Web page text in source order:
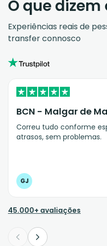
O que
Experiências reais de
transfer connosco
BCN - Malgar de
Correu tudo conforme
atrasos, sem problemas.
GJ
45.000+ avaliações